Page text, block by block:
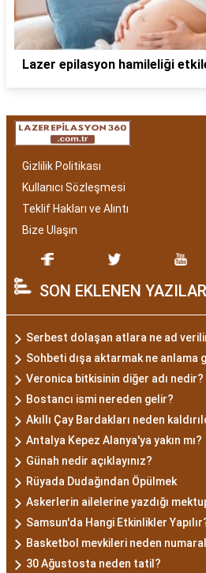
Lazer epilasyon hamileliği
Gizlilik Politikası
Kullanıcı Sözleşmesi
Teklif Hakları ve Alıntı
Bize Ulaşın
SON EKLENEN YAZILAR
Serbest dolaşan atlara ne ad
Sohbeti dışa aktarmak ne anlama
Veronica bitkisinin diğer adı nedir?
Bostancı ismi nereden gelir?
Akıllı Çay Bardakları neden
Antalya Kepez Alanya'ya yakın mı?
Günah nedir açıklayınız?
Rüyada Dudağından Öpülmek
Askerlerin ailelerine yazdığı
Samsun'da Hangi Etkinlikler
Basketbol mevkileri neden
30 Ağustosta neden tatil?